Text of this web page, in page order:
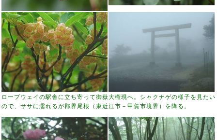
ロープウェイの駅舎に立ち寄って御嶽大権現へ。シャクナゲの様子を見たい
ので、ササに濡れるが郡界尾根（東近江市－甲賀市境界）を降る。